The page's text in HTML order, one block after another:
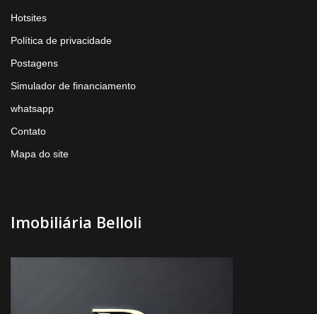
Hotsites
Política de privacidade
Postagens
Simulador de financiamento
whatsapp
Contato
Mapa do site
Imobiliária Belloli